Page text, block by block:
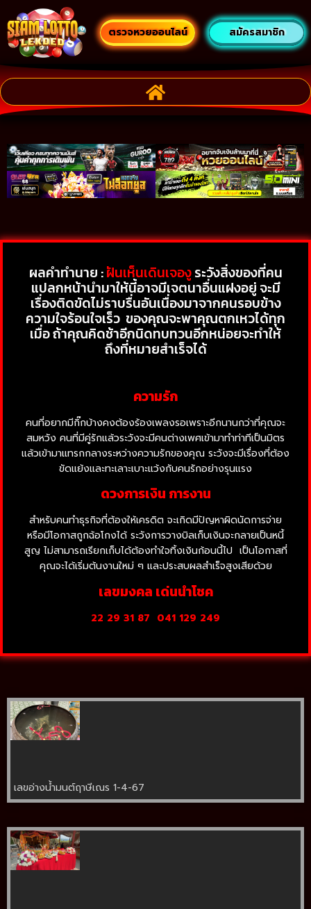
ตรวจหวยออนไลน์ สมัครสมาชิก
ผลคำทำนาย :ฝันเห็นเดินเจองูระวังสิ่งของที่คน
แปลกหน้านำมาให้นี้อาจมีเจตนาอื่นแฝงอยู่ จะมี
เรื่องติดขัดไม่ราบรื่นอันเนื่องมาจากคนรอบข้าง
ความใจร้อนใจเร็ว ของคุณจะพาคุณตกเหวได้ทุก
เมื่อ ถ้าคุณคิดช้าอีกนิดทบทวนอีกหน่อยจะทำให้
ถึงที่หมายสำเร็จได้
ความรัก
คนที่อยากมีกิ๊กบ้างคงต้องร้องเพลงรอเพราะอีกนานกว่าที่คุณจะ
สมหวัง คนที่มีคู่รักแล้วระวังจะมีคนต่างเพศเข้ามาทำท่าทีเป็นมิตร
แล้วเข้ามาแทรกกลางระหว่างความรักของคุณ ระวังจะมีเรื่องที่ต้อง
ขัดแย้งและทะเลาะเบาะแว้งกับคนรักอย่างรุนแรง
ดวงการเงิน การงาน
สำหรับคนทำธุรกิจที่ต้องให้เครดิต จะเกิดมีปัญหาผิดนัดการจ่าย
หรือมีโอกาสถูกฉ้อโกงได้ ระวังการวางบิลเก็บเงินจะกลายเป็นหนี้
สูญ ไม่สามารถเรียกเก็บได้ต้องทำใจทิ้งเงินก้อนนี้ไป เป็นโอกาสที่
คุณจะได้เริ่มต้นงานใหม่ ๆ และประสบผลสำเร็จสูงเสียด้วย
เลขมงคล เด่นนำโชค
22 29 31 87 041 129 249
เลขอ่างน้ำมนต์ฤาษีเณร 1-4-67